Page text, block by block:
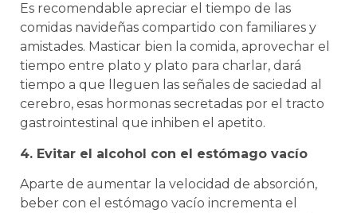
Es recomendable apreciar el tiempo de las
comidas navideñas compartido con familiares y
amistades. Masticar bien la comida, aprovechar el
tiempo entre plato y plato para charlar, dará
tiempo a que lleguen las señales de saciedad al
cerebro, esas hormonas secretadas por el tracto
gastrointestinal que inhiben el apetito.
4. Evitar el alcohol con el estómago vacío
Aparte de aumentar la velocidad de absorción,
beber con el estómago vacío incrementa el